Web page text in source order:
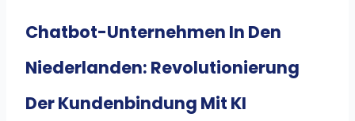
Chatbot-Unternehmen In Den
Niederlanden: Revolutionierung
Der Kundenbindung Mit KI